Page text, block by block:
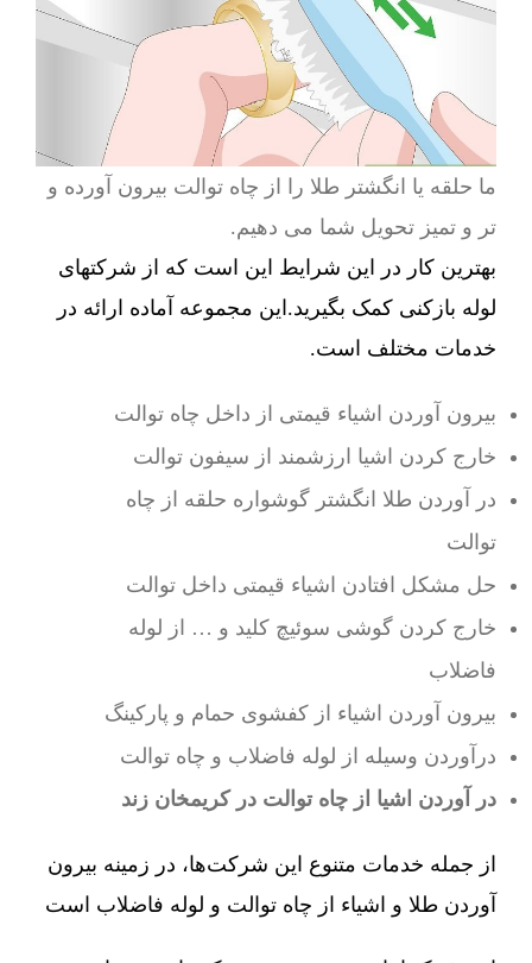
ما حلقه یا انگشتر طلا را از چاه توالت بیرون آورده و
تر و تمیز تحویل شما می دهیم.
بهترین کار در این شرایط این است که از شرکتهای
لوله بازکنی کمک بگیرید.این مجموعه آماده ارائه در
خدمات مختلف است.
بیرون آوردن اشیاء قیمتی از داخل چاه توالت
خارج کردن اشیا ارزشمند از سیفون توالت
در آوردن طلا انگشتر گوشواره حلقه از چاه
توالت
حل مشکل افتادن اشیاء قیمتی داخل توالت
خارج کردن گوشی سوئیچ کلید و … از لوله
فاضلاب
بیرون آوردن اشیاء از کفشوی حمام و پارکینگ
درآوردن وسیله از لوله فاضلاب و چاه توالت
در آوردن اشیا از چاه توالت در کریمخان زند
از جمله خدمات متنوع این شرکت‌ها، در زمینه بیرون
آوردن طلا و اشیاء از چاه توالت و لوله فاضلاب است